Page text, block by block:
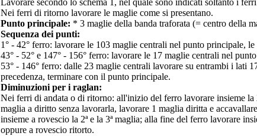
Lavorare secondo lo schema 1, nel quale sono indicati soltanto i
Nei ferri di ritorno lavorare le maglie come si presentano.
Punto principale: * 3 maglie della banda traforata (= centro della
Sequenza dei punti:
1° - 42° ferro: lavorare le 103 maglie centrali nel punto principale,
43° - 52° e 147° - 156° ferro: lavorare le 17 maglie centrali nel
53° - 146° ferro: dalle 23 maglie centrali lavorare su entrambi i lati
precedenza, terminare con il punto principale.
Diminuzioni per i raglan:
Nei ferri di andata o di ritorno: all'inizio del ferro lavorare insieme la
maglia a diritto senza lavorarla, lavorare 1 maglia diritta e
insieme a rovescio la 2ª e la 3ª maglia; alla fine del ferro lavorare
oppure a rovescio ritorto.